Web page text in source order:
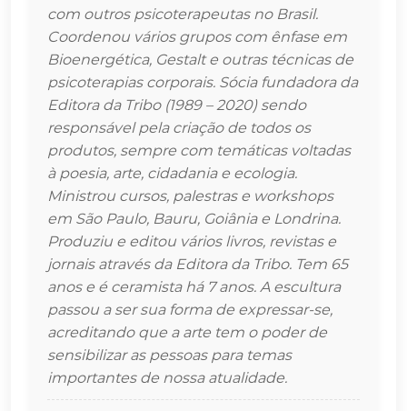
com outros psicoterapeutas no Brasil.
Coordenou vários grupos com ênfase em
Bioenergética, Gestalt e outras técnicas de
psicoterapias corporais. Sócia fundadora da
Editora da Tribo (1989 – 2020) sendo
responsável pela criação de todos os
produtos, sempre com temáticas voltadas
à poesia, arte, cidadania e ecologia.
Ministrou cursos, palestras e workshops
em São Paulo, Bauru, Goiânia e Londrina.
Produziu e editou vários livros, revistas e
jornais através da Editora da Tribo. Tem 65
anos e é ceramista há 7 anos. A escultura
passou a ser sua forma de expressar-se,
acreditando que a arte tem o poder de
sensibilizar as pessoas para temas
importantes de nossa atualidade.